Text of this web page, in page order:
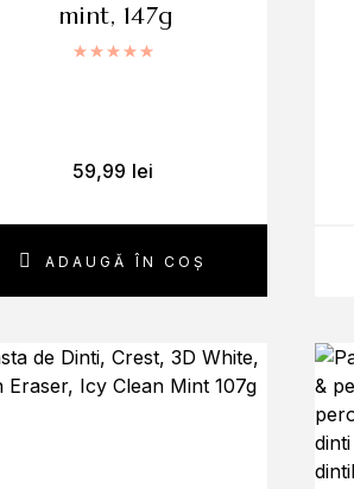
ADAUGĂ ÎN COȘ
mint, 147g
Evaluat la
59,99 lei